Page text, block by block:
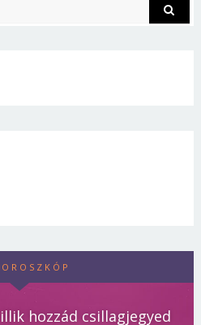
hozzád csillagjegyed